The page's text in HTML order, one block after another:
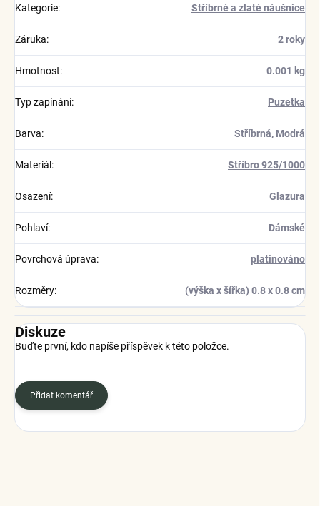
Kategorie: Stříbrné a zlaté náušnice
Záruka: 2 roky
Hmotnost: 0.001 kg
Typ zapínání: Puzetka
Barva: Stříbrná, Modrá
Materiál : Stříbro 925/1000
Osazení: Glazura
Pohlaví: Dámské
Povrchová úprava: platinováno
Rozměry: (výška x šířka) 0.8 x 0.8 cm
Diskuze
Buďte první, kdo napíše příspěvek k této položce.
Přidat komentář